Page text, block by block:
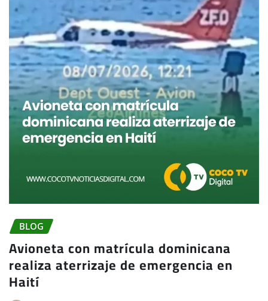
BLOG
Avioneta con matrícula dominicana
realiza aterrizaje de emergencia en
Haití